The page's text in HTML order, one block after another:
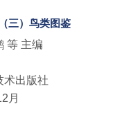
三）鸟类图鉴
等 主编
术出版社
月